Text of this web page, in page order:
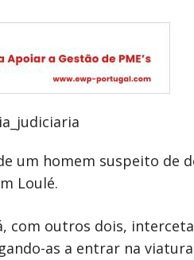
um homem suspeito
Loulé.
com outros dois,
as a entrar na